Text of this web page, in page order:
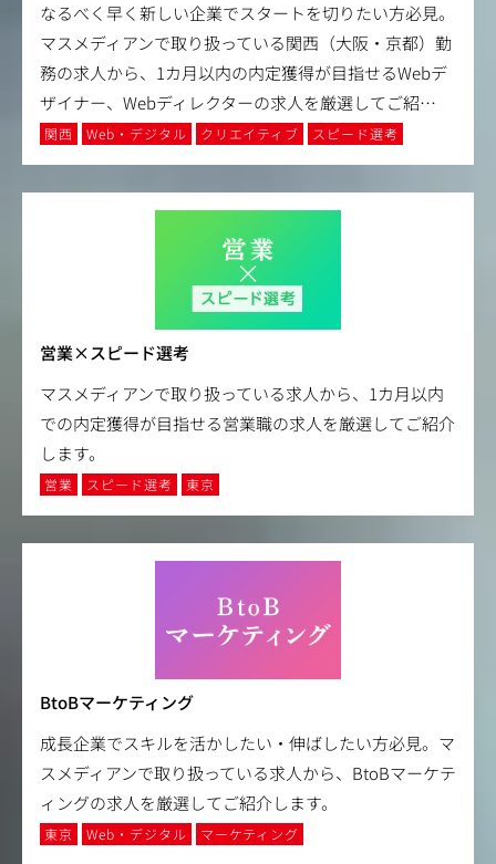
なるべく早く新しい企業でスタートを切りたい方必見。
マスメディアンで取り扱っている関西（大阪・京都）勤
務の求人から、1カ月以内の内定獲得が目指せるWebデ
ザイナー、Webディレクターの求人を厳選してご紹…
関西 Web・デジタル クリエイティブ スピード選考
営業×スピード選考
マスメディアンで取り扱っている求人から、1カ月以内
での内定獲得が目指せる営業職の求人を厳選してご紹介
します。
営業 スピード選考 東京
BtoBマーケティング
成長企業でスキルを活かしたい・伸ばしたい方必見。マ
スメディアンで取り扱っている求人から、BtoBマーケテ
ィングの求人を厳選してご紹介します。
東京 Web・デジタル マーケティング